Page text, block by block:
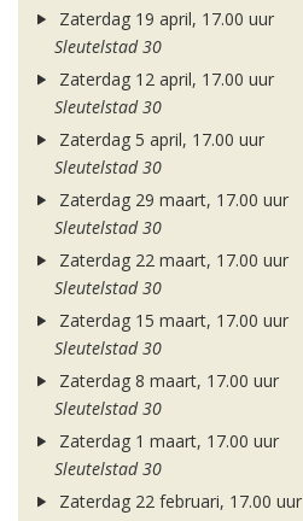
Zaterdag 19 april, 17.00 uur
Sleutelstad 30
Zaterdag 12 april, 17.00 uur
Sleutelstad 30
Zaterdag 5 april, 17.00 uur
Sleutelstad 30
Zaterdag 29 maart, 17.00 uur
Sleutelstad 30
Zaterdag 22 maart, 17.00 uur
Sleutelstad 30
Zaterdag 15 maart, 17.00 uur
Sleutelstad 30
Zaterdag 8 maart, 17.00 uur
Sleutelstad 30
Zaterdag 1 maart, 17.00 uur
Sleutelstad 30
Zaterdag 22 februari, 17.00 uur